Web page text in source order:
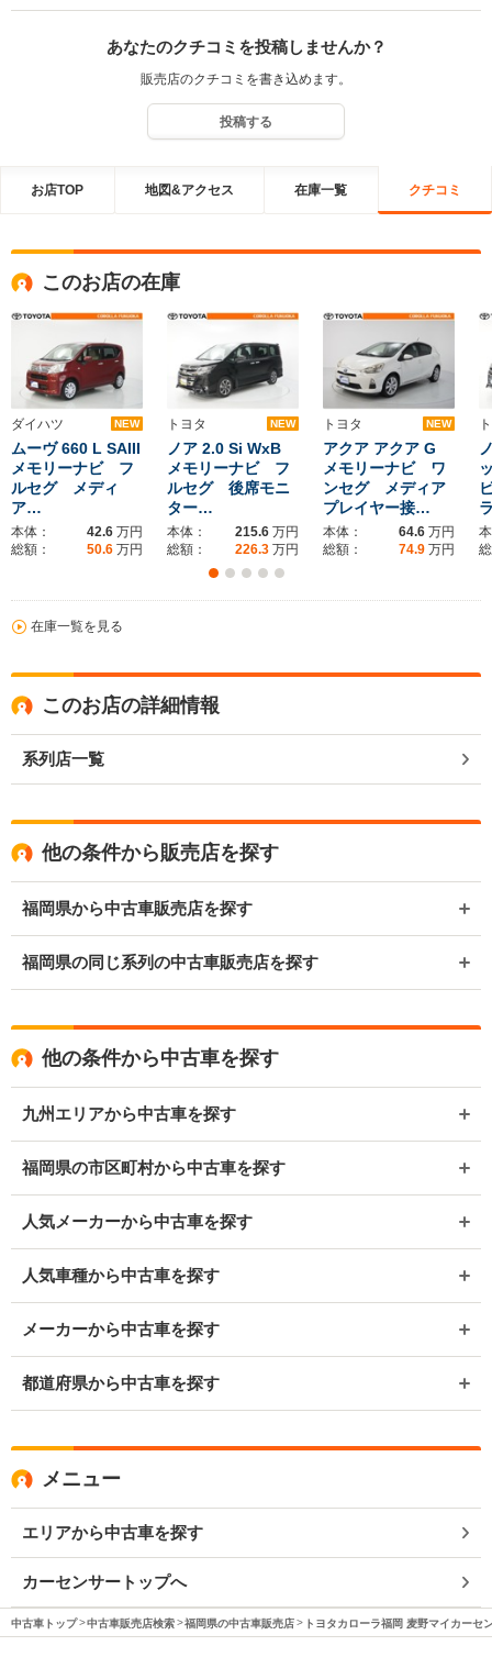
あなたのクチコミを投稿しませんか？
販売店のクチコミを書き込めます。
投稿する
お店TOP 地図&アクセス 在庫一覧 クチコミ
このお店の在庫
ダイハツ NEW
ムーヴ 660 L SAIII
メモリーナビ フ
ルセグ メディ
ア…
本体： 42.6 万円
総額：
50.6 万円
トヨタ NEW
ノア 2.0 Si WxB
メモリーナビ フ
ルセグ 後席モニ
ター…
本体： 215.6 万円
総額：
226.3 万円
トヨタ NEW
アクア アクア G
メモリーナビ ワ
ンセグ メディア
プレイヤー接…
本体： 64.6 万円
総額：
74.9 万円
在庫一覧を見る
このお店の詳細情報
系列店一覧
他の条件から販売店を探す
福岡県から中古車販売店を探す
福岡県の同じ系列の中古車販売店を探す
他の条件から中古車を探す
九州エリアから中古車を探す
福岡県の市区町村から中古車を探す
人気メーカーから中古車を探す
人気車種から中古車を探す
メーカーから中古車を探す
都道府県から中古車を探す
メニュー
エリアから中古車を探す
カーセンサートップへ
中古車トップ 中古車販売店検索 福岡県の中古車販売店 トヨタカローラ福岡 麦野マイカーセ